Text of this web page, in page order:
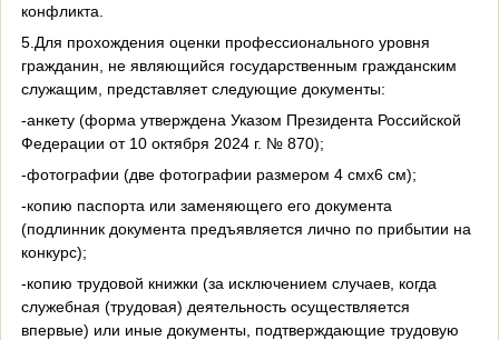
конфликта.
5.Для прохождения оценки профессионального уровня
гражданин, не являющийся государственным гражданским
служащим, представляет следующие документы:
-анкету (форма утверждена Указом Президента Российской
Федерации от 10 октября 2024 г. № 870);
-фотографии (две фотографии размером 4 смx6 см);
-копию паспорта или заменяющего его документа
(подлинник документа предъявляется лично по прибытии на
конкурс);
-копию трудовой книжки (за исключением случаев, когда
служебная (трудовая) деятельность осуществляется
впервые) или иные документы, подтверждающие трудовую